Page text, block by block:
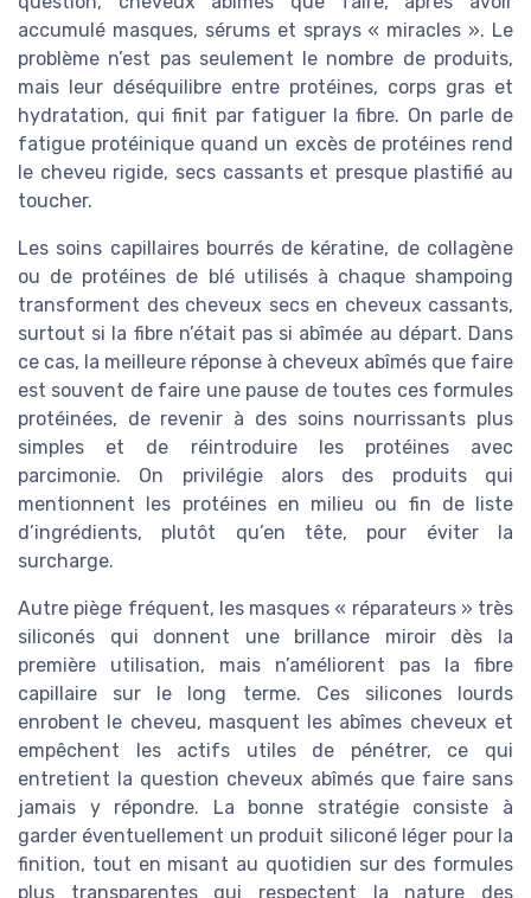
accumulé masques, sérums et sprays « miracles ». Le
problème n’est pas seulement le nombre de produits,
mais leur déséquilibre entre protéines, corps gras et
hydratation, qui finit par fatiguer la fibre. On parle de
fatigue protéinique quand un excès de protéines rend
le cheveu rigide, secs cassants et presque plastifié au
toucher.
Les soins capillaires bourrés de kératine, de collagène
ou de protéines de blé utilisés à chaque shampoing
transforment des cheveux secs en cheveux cassants,
surtout si la fibre n’était pas si abîmée au départ. Dans
ce cas, la meilleure réponse à cheveux abîmés que faire
est souvent de faire une pause de toutes ces formules
protéinées, de revenir à des soins nourrissants plus
simples et de réintroduire les protéines avec
parcimonie. On privilégie alors des produits qui
mentionnent les protéines en milieu ou fin de liste
d’ingrédients, plutôt qu’en tête, pour éviter la
surcharge.
Autre piège fréquent, les masques « réparateurs » très
siliconés qui donnent une brillance miroir dès la
première utilisation, mais n’améliorent pas la fibre
capillaire sur le long terme. Ces silicones lourds
enrobent le cheveu, masquent les abîmes cheveux et
empêchent les actifs utiles de pénétrer, ce qui
entretient la question cheveux abîmés que faire sans
jamais y répondre. La bonne stratégie consiste à
garder éventuellement un produit siliconé léger pour la
finition, tout en misant au quotidien sur des formules
plus transparentes qui respectent la nature des